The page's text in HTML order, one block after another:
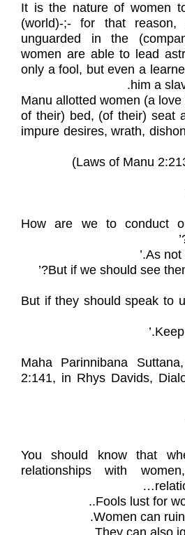
It is the nature of women
(world)-;- for that
unguarded in the
women are able to lead
only a fool, but even a
him a
(When creating them) Manu allotted women (a love
of their) bed, (of their) seat
impure desires, wrath,
Laws of Manu
‘How are we to conduct
‘But if they should speak to
(Maha Parinnibana
2:141, in Rhys Davids,
You should know that
relationships with
Fools lust for
Women can